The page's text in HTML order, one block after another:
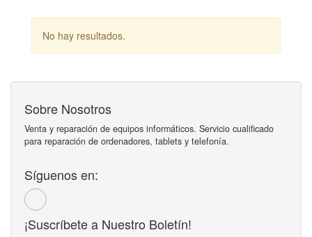
No hay resultados.
Sobre Nosotros
Venta y reparación de equipos informáticos. Servicio cualificado
para reparación de ordenadores, tablets y telefonía.
Síguenos en:
¡Suscríbete a Nuestro Boletín!